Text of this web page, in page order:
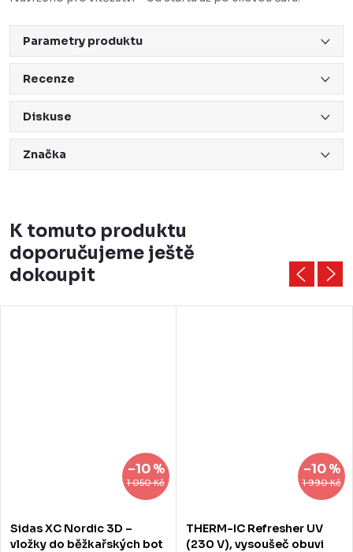
Parametry produktu
Recenze
Diskuse
Značka
K tomuto produktu
doporučujeme ještě
dokoupit
1 050 Kč
–10 %
Sidas XC Nordic 3D –
vložky do běžkařských bot
1 990 Kč
–10 %
THERM-IC Refresher UV
(230 V), vysoušeč obuvi